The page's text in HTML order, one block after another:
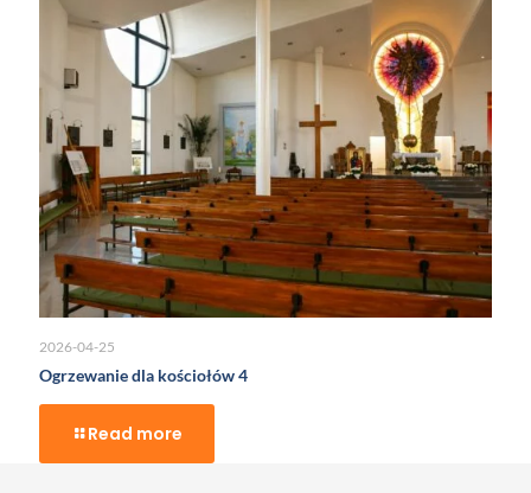
2026-04-25
Ogrzewanie dla kościołów 4
Read more